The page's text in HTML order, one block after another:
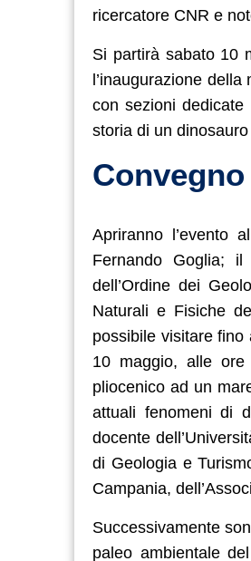
ricercatore CNR e
Si partirà sabato 10
l’inaugurazione
con sezioni
storia di un
Apriranno l’evento
Fernando Goglia; il
dell’Ordine dei
Naturali e Fisiche
possibile visitare
10 maggio, alle
pliocenico ad un
attuali fenomeni di
docente
di Geologia e
Campania,
Successivamente
paleo ambientale